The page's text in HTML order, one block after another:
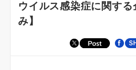
ウイルス感染症に関する
み】